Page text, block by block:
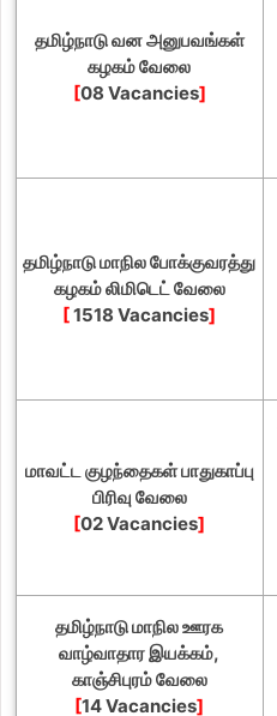
தமிழ்நாடு வன அனுபவங்கள்
கழகம் வேலை
[08 Vacancies]
தமிழ்நாடு மாநில போக்குவரத்து
கழகம் லிமிடெட் வேலை
[1518 Vacancies]
மாவட்ட குழந்தைகள் பாதுகாப்பு
பிரிவு வேலை
[02 Vacancies]
தமிழ்நாடு மாநில ஊரக
வாழ்வாதார இயக்கம்,
காஞ்சிபுரம் வேலை
[14 Vacancies]